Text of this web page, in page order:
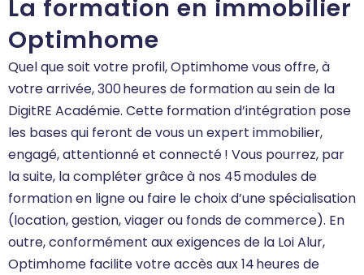
La formation en immobilier
Optimhome
Quel que soit votre profil, Optimhome vous offre, à
votre arrivée, 300 heures de formation au sein de la
DigitRE Académie. Cette formation d’intégration pose
les bases qui feront de vous un expert immobilier,
engagé, attentionné et connecté ! Vous pourrez, par
la suite, la compléter grâce à nos 45 modules de
formation en ligne ou faire le choix d’une spécialisation
(location, gestion, viager ou fonds de commerce). En
outre, conformément aux exigences de la Loi Alur,
Optimhome facilite votre accès aux 14 heures de